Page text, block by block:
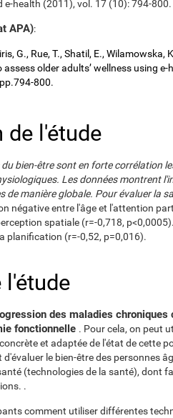
e-health (2011), vol. 17 (10): 794-800.
APA):
G., Rue, T., Shatil, E., Wilamowska,
older adults’ wellness using
800.
de l'étude
bien-être sont en forte corrélation
Les données montrent
de manière globale. Pour évaluer la
négative entre l'âge et l'attention
spatiale (r=-0,718,
planification (r=-0,52, p=0,016).
l'étude
des maladies chroniques
fonctionnelle . Pour cela, on peut
et adaptée de l'état de cette
le bien-être des personnes
(technologies de la santé), dont
.
comment utiliser différentes